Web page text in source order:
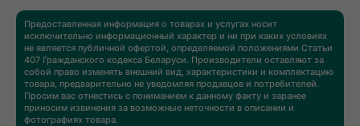
Предоставленная информация о товарах и услугах носит
исключительно информационный характер и ни при каких условиях
не является публичной офертой, определяемой положениями Статьи
407 Гражданского кодекса Беларуси. Производители оставляют за
собой право изменять внешний вид, характеристики и комплектацию
товара, предварительно не уведомляя продавцов и потребителей.
Просим вас отнестись с пониманием к данному факту и заранее
приносим извинения за возможные неточности в описании и
фотографиях товара.